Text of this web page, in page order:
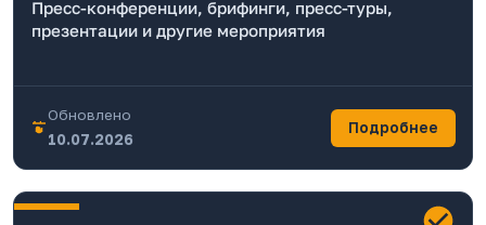
Пресс-конференции, брифинги, пресс-туры,
презентации и другие мероприятия
Обновлено
10.07.2026
Подробнее